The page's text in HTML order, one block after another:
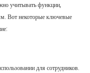
учитывать функции,
Вот некоторые ключевые
для сотрудников.